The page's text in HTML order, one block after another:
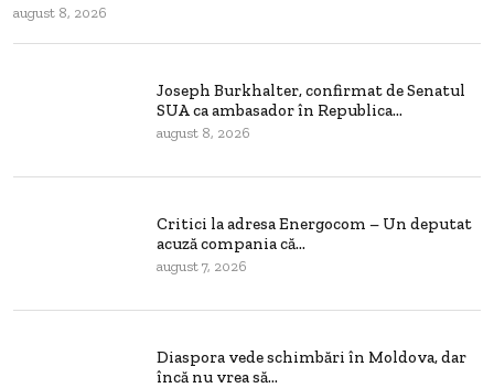
august 8, 2026
Joseph Burkhalter, confirmat de Senatul
SUA ca ambasador în Republica...
august 8, 2026
Critici la adresa Energocom – Un deputat
acuză compania că...
august 7, 2026
Diaspora vede schimbări în Moldova, dar
încă nu vrea să...